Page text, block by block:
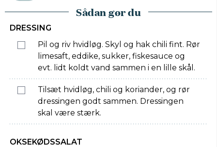
Sådan gør du
DRESSING
Pil og riv hvidløg. Skyl og hak chili fint. Rør
limesaft, eddike, sukker, fiskesauce og
evt. lidt koldt vand sammen i en lille skål.
Tilsæt hvidløg, chili og koriander, og rør
dressingen godt sammen. Dressingen
skal være stærk.
OKSEKØDSSALAT